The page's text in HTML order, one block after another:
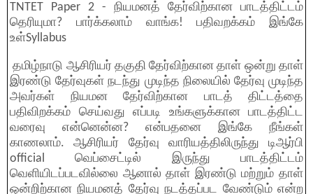
TNTET Paper 2 - நியமனத் தேர்விற்கான பாடத்திட்டம்
தெரியுமா? பார்க்கலாம் வாங்க! பதிவறக்கம் இங்கே
உள்Syllabus
தமிழ்நாடு ஆசிரியர் தகுதி தேர்விற்கான தாள் ஒன்று தாள்
இரண்டு தேர்வுகள் நடந்து முடிந்த நிலையில் தேர்வு முடிந்த
அவர்கள் நியமன தேர்விற்கான பாடத் திட்டத்தை
பதிவிறக்கம் செய்வது எப்படி உங்களுக்கான பாடத்திட்ட
வரைவு என்னென்ன? என்பதனை இங்கே நீங்கள்
காணலாம். ஆசிரியர் தேர்வு வாரியத்திலிருந்து டிஆர்பி
official வெப்சைட்டில் இருந்து பாடத்திட்டம்
வெளியிடப்படவில்லை ஆனால் தாள் இரண்டு மற்றும் தாள்
ஒன்றிற்கான நியமனத் தேர்வு நடத்தப்பட வேண்டும் என்ற